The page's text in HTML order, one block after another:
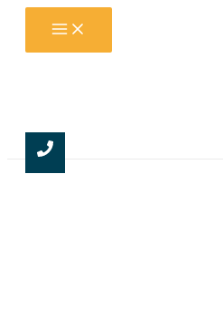
indholdet
Main
Menu